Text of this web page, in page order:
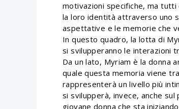
motivazioni specifiche, ma
la loro identità attraverso uno
aspettative e le memorie che
In questo quadro, la lotta di
si svilupperanno le interazioni
Da un lato, Myriam è la donna
quale questa memoria viene
rappresenterà un livello più
si svilupperà, invece, anche
giovane donna che sta